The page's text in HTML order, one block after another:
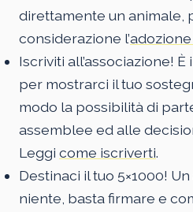
direttamente un animale,
considerazione l’
Iscriviti all’associazione!
per mostrarci il tuo
modo la possibilità di
assemblee ed alle
Leggi come iscriverti.
Destinaci il tuo 5×1000!
niente, basta firmare e